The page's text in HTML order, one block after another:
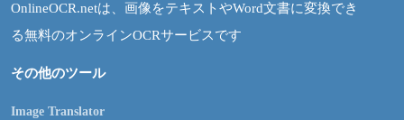
OnlineOCR.netは、画像をテキストやWord文書に変換でき
る無料のオンラインOCRサービスです
その他のツール
Image Translator